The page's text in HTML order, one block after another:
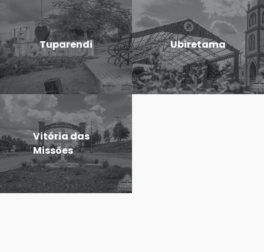
Tuparendi Ubiretama
Vitória das
Missões